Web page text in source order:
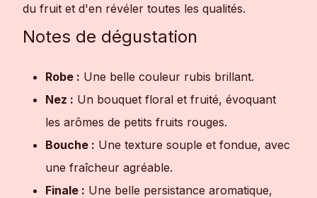
du fruit et d'en révéler toutes les qualités.
Notes de dégustation
Robe : Une belle couleur rubis brillant.
Nez : Un bouquet floral et fruité, évoquant
les arômes de petits fruits rouges.
Bouche : Une texture souple et fondue, avec
une fraîcheur agréable.
Finale : Une belle persistance aromatique,